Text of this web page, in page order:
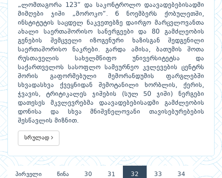
„ლომთაგორა 123“ და საკონტროლო დაავადებებისადმი
მიმღები ჯიში „მოროკო“. 6 ნოემბერს ქობულეთში,
ინსტიტუტის საცდელ ნაკვეთებზე დაირგო მარცვლოვანთა
ახალი საერთაშორისო სანერგეები და 80 გამძლეობის
გენების შემცველი იზოგენური ხაზისგან შედგენილი
საერთაშორისო ნაკრები. გარდა ამისა, ბათუმის შოთა
რუსთაველის სახელმწიფო უნივერსიტეტსა და
საქართველოს სასოფლო სამეურნეო კვლევების ცენტრს
შორის გაფორმებული მემორანდუმის ფარგლებში
სხვადასხვა ქვეყნიდან შემოტანილი ხორბლის, ქერის,
ჭვავის, ტრიტიკალეს ჯიშების (სულ 50 ჯიში) ნერგები
დათესეს მკვლევრებმა დაავადებებისადმი გამძლეობის
დონისა და სხვა მნიშვნელოვანი თავისებურებების
შესწავლის მიზნით.
სრულად
პირველი წინა 30 31 32 33 34